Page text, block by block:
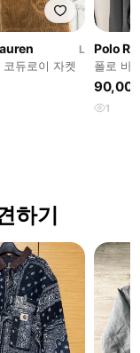
L
듀로이 자켓
Polo
폴로 바람막이 집업자켓
100~105
1
하기